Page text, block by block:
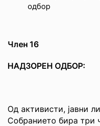
одбор
Член 16
НАДЗОРЕН ОДБОР:
Од активисти, јавни
Собранието бира три